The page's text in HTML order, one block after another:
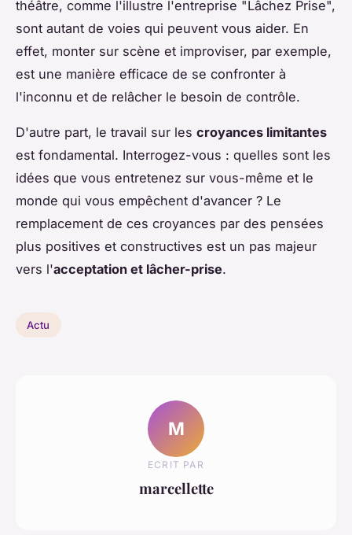
théâtre, comme l'illustre l'entreprise "Lâchez Prise",
sont autant de voies qui peuvent vous aider. En
effet, monter sur scène et improviser, par exemple,
est une manière efficace de se confronter à
l'inconnu et de relâcher le besoin de contrôle.
D'autre part, le travail sur les croyances limitantes
est fondamental. Interrogez-vous : quelles sont les
idées que vous entretenez sur vous-même et le
monde qui vous empêchent d'avancer ? Le
remplacement de ces croyances par des pensées
plus positives et constructives est un pas majeur
vers l'acceptation et lâcher-prise.
Actu
M
ECRIT PAR
marcellette